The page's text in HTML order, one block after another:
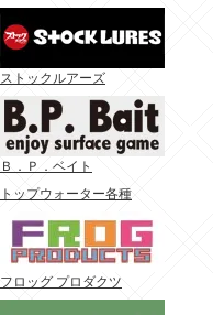
ストックルアーズ
Ｂ．Ｐ．ベイト
トップウォーター各種
フロッグ プロダクツ